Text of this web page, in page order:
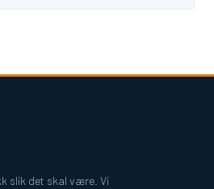
slik det skal være. Vi